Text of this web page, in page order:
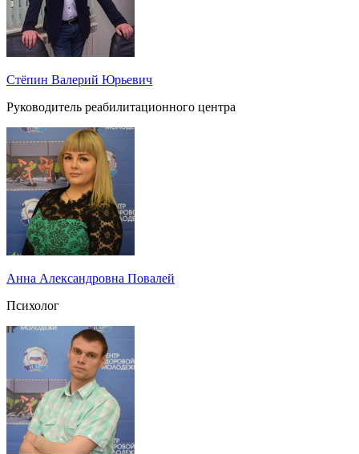
Стёпин Валерий Юрьевич
Руководитель реабилитационного центра
Анна Александровна Повалей
Психолог